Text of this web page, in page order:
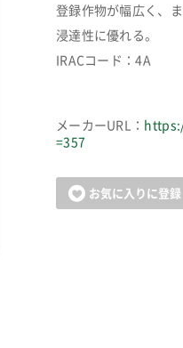
ました。
登録作物が幅広く、
浸達性に優れる。
IRACコード：4A
メーカーURL：
=357
お気に入りに登録